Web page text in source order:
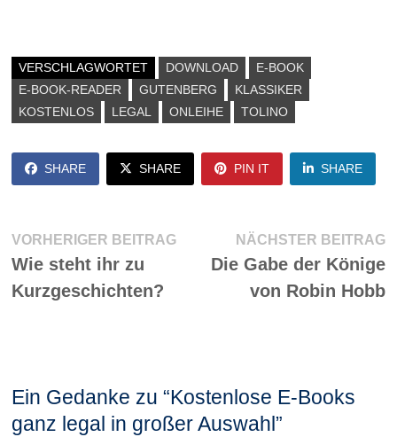
VERSCHLAGWORTET DOWNLOAD
E-BOOK
E-BOOK-READER
GUTENBERG
KLASSIKER
KOSTENLOS
LEGAL ONLEIHE TOLINO
SHARE SHARE PIN IT SHARE
Beitragsnavigation
VORHERIGER BEITRAGVorheriger
Beitrag:
Wie steht ihr zu
Kurzgeschichten?
NÄCHSTER BEITRAG
Die Gabe der Könige
von Robin Hobb
Ein Gedanke zu “Kostenlose E-Books
ganz legal in großer Auswahl”